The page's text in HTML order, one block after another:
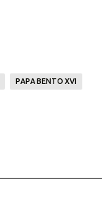
PAPA BENTO XVI